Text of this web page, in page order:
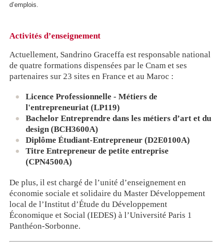
d’emplois.
Activités d’enseignement
Actuellement, Sandrino Graceffa est responsable national
de quatre formations dispensées par le Cnam et ses
partenaires sur 23 sites en France et au Maroc :
Licence Professionnelle - Métiers de
l'entrepreneuriat (LP119)
Bachelor Entreprendre dans les métiers d’art et du
design (BCH3600A)
Diplôme Étudiant-Entrepreneur (D2E0100A)
Titre Entrepreneur de petite entreprise
(CPN4500A)
De plus, il est chargé de l’unité d’enseignement en
économie sociale et solidaire du Master Développement
local de l’Institut d’Étude du Développement
Économique et Social (IEDES) à l’Université Paris 1
Panthéon-Sorbonne.